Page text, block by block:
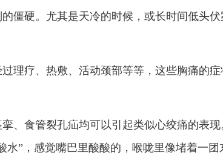
僵硬。尤其是天冷的时候，或长时间低头伏
理疗、热敷、活动颈部等等，这些胸痛的症
、食管裂孔疝均可以引起类似心绞痛的表现
”，感觉嘴巴里酸酸的，喉咙里像堵着一团